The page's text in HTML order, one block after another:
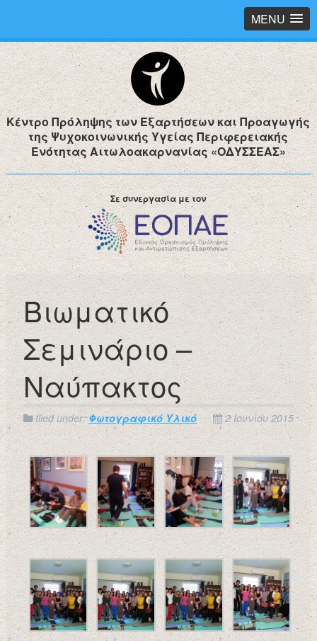
MENU
Κέντρο Πρόληψης των Εξαρτήσεων και Προαγωγής
της Ψυχοκοινωνικής Υγείας Περιφερειακής
Ενότητας Αιτωλοακαρνανίας «ΟΔΥΣΣΕΑΣ»
Σε συνεργασία με τον
Βιωματικό
Σεμινάριο –
Ναύπακτος
2 Ιουνίου 2015
filed under:Φωτογραφικό Υλικό